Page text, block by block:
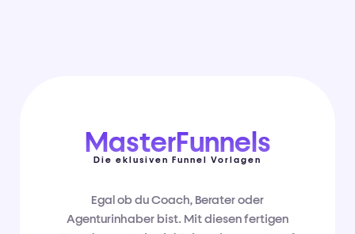
MasterFunnels
Die eklusiven Funnel Vorlagen
Egal ob du Coach, Berater oder
Agenturinhaber bist. Mit diesen fertigen